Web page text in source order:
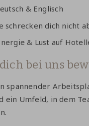
& Englisch
schrecken dich nicht
& Lust auf
bei uns
spannender
ein Umfeld, in dem